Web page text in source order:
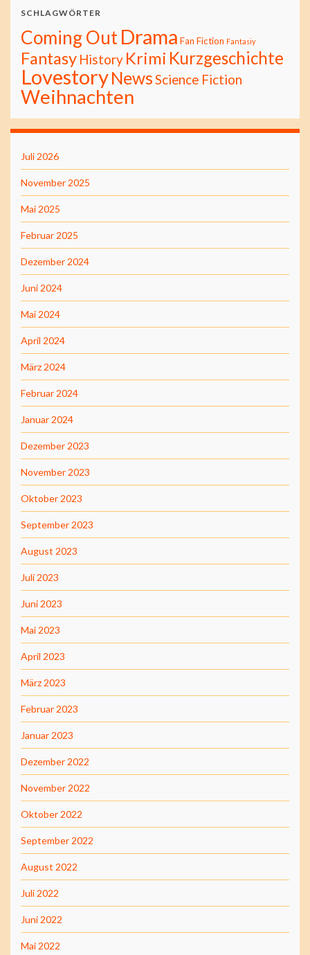
SCHLAGWÖRTER
Coming OutDrama Fan Fiction Fantasiy
Fantasy History Krimi Kurzgeschichte
LovestoryNewsScience Fiction
Weihnachten
Juli 2026
November 2025
Mai 2025
Februar 2025
Dezember 2024
Juni 2024
Mai 2024
April 2024
März 2024
Februar 2024
Januar 2024
Dezember 2023
November 2023
Oktober 2023
September 2023
August 2023
Juli 2023
Juni 2023
Mai 2023
April 2023
März 2023
Februar 2023
Januar 2023
Dezember 2022
November 2022
Oktober 2022
September 2022
August 2022
Juli 2022
Juni 2022
Mai 2022